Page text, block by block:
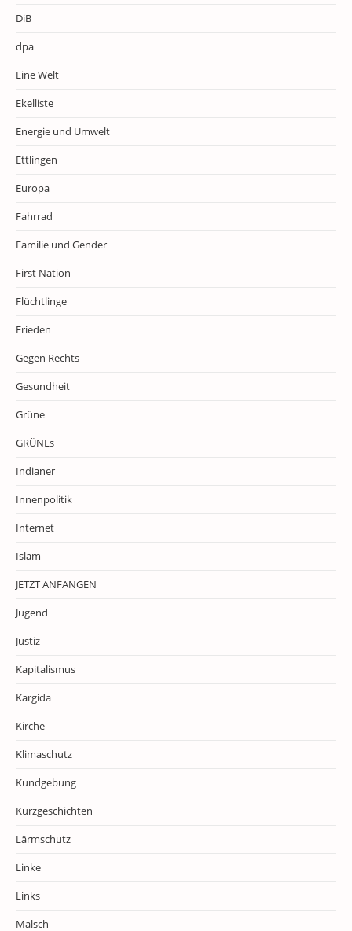
DiB
dpa
Eine Welt
Ekelliste
Energie und Umwelt
Ettlingen
Europa
Fahrrad
Familie und Gender
First Nation
Flüchtlinge
Frieden
Gegen Rechts
Gesundheit
Grüne
GRÜNEs
Indianer
Innenpolitik
Internet
Islam
JETZT ANFANGEN
Jugend
Justiz
Kapitalismus
Kargida
Kirche
Klimaschutz
Kundgebung
Kurzgeschichten
Lärmschutz
Linke
Links
Malsch